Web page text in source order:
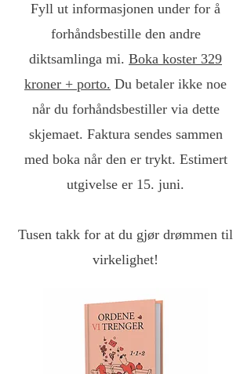
Fyll ut informasjonen under for å
forhåndsbestille den andre
diktsamlinga mi. Boka koster 329
kroner + porto. Du betaler ikke noe
når du forhåndsbestiller via dette
skjemaet. Faktura sendes sammen
med boka når den er trykt. Estimert
utgivelse er 15. juni.
Tusen takk for at du gjør drømmen til
virkelighet!